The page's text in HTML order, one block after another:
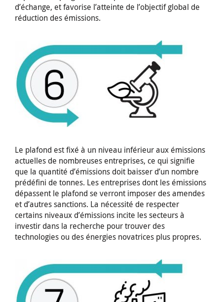
d’échange, et favorise l’atteinte de l’objectif global de
réduction des émissions.
Le plafond est fixé à un niveau inférieur aux émissions
actuelles de nombreuses entreprises, ce qui signifie
que la quantité d’émissions doit baisser d’un nombre
prédéfini de tonnes. Les entreprises dont les émissions
dépassent le plafond se verront imposer des amendes
et d’autres sanctions. La nécessité de respecter
certains niveaux d’émissions incite les secteurs à
investir dans la recherche pour trouver des
technologies ou des énergies novatrices plus propres.